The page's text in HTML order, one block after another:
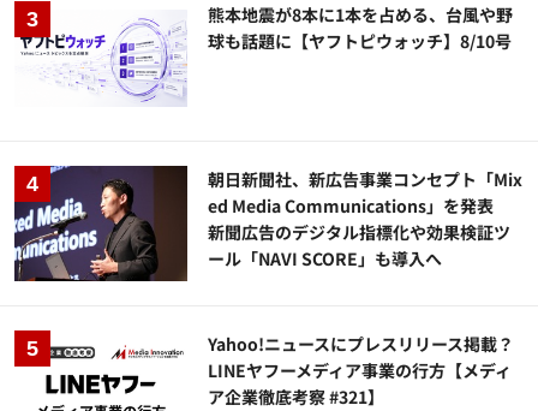
熊本地震が8本に1本を占める、台風や野
球も話題に【ヤフトピウォッチ】8/10号
朝日新聞社、新広告事業コンセプト「Mix
ed Media Communications」を発表
新聞広告のデジタル指標化や効果検証ツ
ール「NAVI SCORE」も導入へ
Yahoo!ニュースにプレスリリース掲載？
LINEヤフーメディア事業の行方【メディ
ア企業徹底考察 #321】